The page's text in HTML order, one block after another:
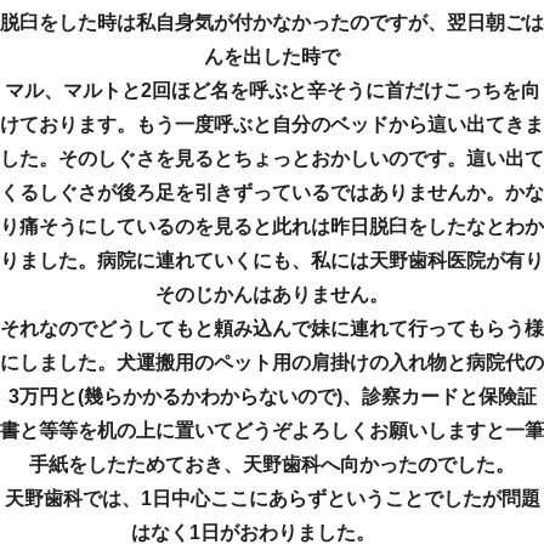
脱臼をした時は私自身気が付かなかったのですが、翌日朝ごは
んを出した時で
マル、マルトと2回ほど名を呼ぶと辛そうに首だけこっちを向
けております。もう一度呼ぶと自分のベッドから這い出てきま
した。そのしぐさを見るとちょっとおかしいのです。這い出て
くるしぐさが後ろ足を引きずっているではありませんか。かな
り痛そうにしているのを見ると此れは昨日脱臼をしたなとわか
りました。病院に連れていくにも、私には天野歯科医院が有り
そのじかんはありません。
それなのでどうしてもと頼み込んで妹に連れて行ってもらう様
にしました。犬運搬用のペット用の肩掛けの入れ物と病院代の
3万円と(幾らかかるかわからないので)、診察カードと保険証
書と等等を机の上に置いてどうぞよろしくお願いしますと一筆
手紙をしたためておき、天野歯科へ向かったのでした。
天野歯科では、1日中心ここにあらずということでしたが問題
はなく1日がおわりました。